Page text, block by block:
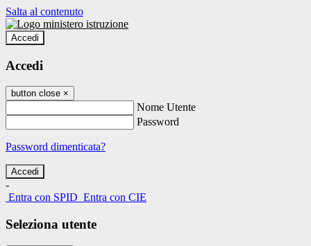
Salta al contenuto
Accedi
Accedi
button close ×
Nome Utente
Password
Password dimenticata?
-
Entra con SPID Entra con CIE
Seleziona utente